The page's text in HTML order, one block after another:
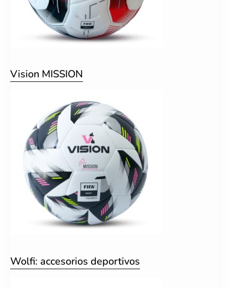
Vision MISSION
Wolfi: accesorios deportivos